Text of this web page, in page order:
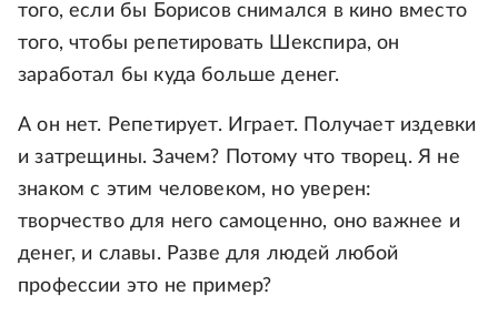
того, если бы Борисов снимался в кино вместо
того, чтобы репетировать Шекспира, он
заработал бы куда больше денег.
А он нет. Репетирует. Играет. Получает издевки
и затрещины. Зачем? Потому что творец. Я не
знаком с этим человеком, но уверен:
творчество для него самоценно, оно важнее и
денег, и славы. Разве для людей любой
профессии это не пример?